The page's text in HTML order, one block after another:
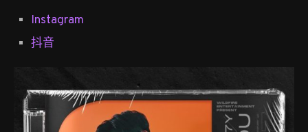
Instagram
抖音